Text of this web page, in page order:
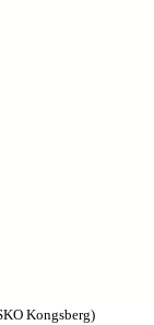
Kongsberg)